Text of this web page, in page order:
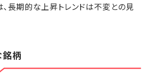
長期的な上昇トレンドは不変との見
銘柄